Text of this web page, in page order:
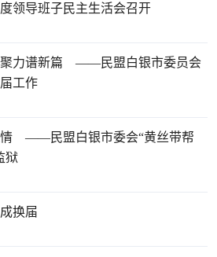
领导班子民主生活会召开
力谱新篇 ——民盟白银市委员会
工作
——民盟白银市委会“黄丝带帮
狱
换届